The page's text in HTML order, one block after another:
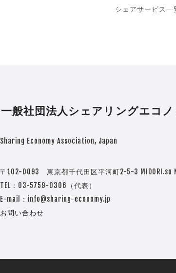
シェアサービス一
一般社団法人シェアリングエコ
Sharing Economy Association, Japan
〒102-0093 東京都千代田区平河町2-5-3 MIDORI.so
TEL：03-5759-0306（代表）
E-mail：info@sharing-economy.jp
お問い合わせ